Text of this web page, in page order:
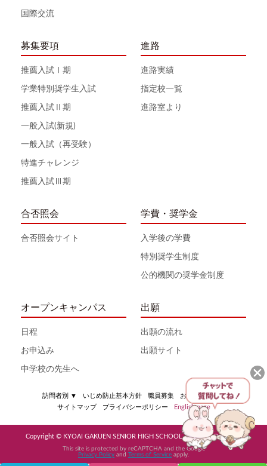
国際交流
募集要項
推薦入試Ⅰ期
学業特別奨学生入試
推薦入試Ⅱ期
一般入試(新規)
一般入試（再受験）
特進チャレンジ
推薦入試Ⅲ期
進路
進路実績
指定校一覧
進路室より
合否照会
合否照会サイト
学費・奨学金
入学後の学費
特別奨学生制度
公的機関の奨学金制度
オープンキャンパス
日程
お申込み
中学校の先生へ
出願
出願の流れ
出願サイト
訪問者別 ▼ いじめ防止基本方針 職員募集
お問い合わせ
サイトマップ
プライバシーポリシー English page
Copyright © KYOAI GAKUEN SENIOR HIGH SCHOOL All Rights Reserved
This site is protected by reCAPTCHA and the Google
Privacy Policy and Terms of Service apply.